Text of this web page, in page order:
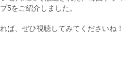
5をご紹介しました。
ば、ぜひ視聴してみてくださいね！